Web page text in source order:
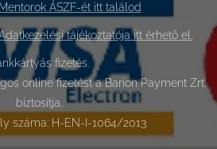
ÁSZF-ét itt találod
tájékoztatója itt érhető el.
fizetés.
online fizetést a Barion Payment Zrt.
biztosítja,
száma: H-EN-I-1064/2013